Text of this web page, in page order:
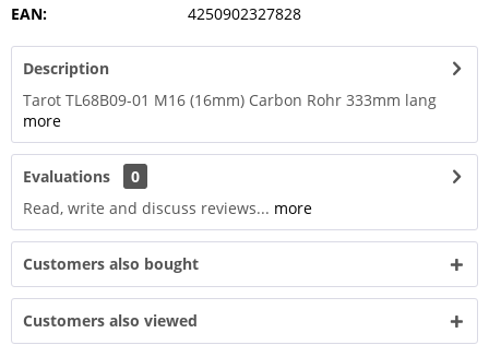
EAN:
4250902327828
Description
Tarot TL68B09-01 M16 (16mm) Carbon Rohr 333mm lang
more
Evaluations
0
Read, write and discuss reviews... more
Customers also bought
Customers also viewed